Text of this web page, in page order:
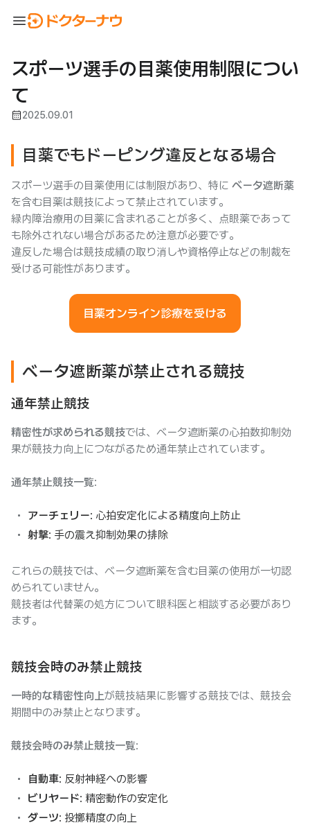
menu
スポーツ選手の目薬使用制限につい
て
calendar_month2025.09.01
目薬でもドーピング違反となる場合
スポーツ選手の目薬使用には制限があり、特に ベータ遮断薬
を含む目薬は競技によって禁止されています。
緑内障治療用の目薬に含まれることが多く、点眼薬であって
も除外されない場合があるため注意が必要です。
違反した場合は競技成績の取り消しや資格停止などの制裁を
受ける可能性があります。
目薬オンライン診療を受ける
ベータ遮断薬が禁止される競技
通年禁止競技
精密性が求められる競技では、ベータ遮断薬の心拍数抑制効
果が競技力向上につながるため通年禁止されています。
通年禁止競技一覧:
アーチェリー: 心拍安定化による精度向上防止
射撃: 手の震え抑制効果の排除
これらの競技では、ベータ遮断薬を含む目薬の使用が一切認
められていません。
競技者は代替薬の処方について眼科医と相談する必要があり
ます。
競技会時のみ禁止競技
一時的な精密性向上が競技結果に影響する競技では、競技会
期間中のみ禁止となります。
競技会時のみ禁止競技一覧:
自動車: 反射神経への影響
ビリヤード: 精密動作の安定化
ダーツ: 投擲精度の向上